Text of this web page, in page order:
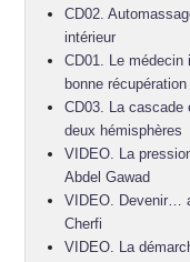
CD02.
intérieur
CD01. Le médecin
bonne récupération
CD03. La cascade
deux hémisphères
VIDEO. La
Abdel Gawad
VIDEO. Devenir…
Cherfi
VIDEO. La